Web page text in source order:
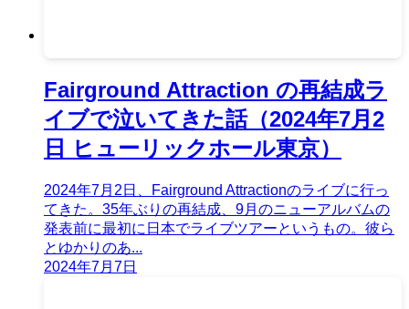
Fairground Attraction の再結成ラ
イブで泣いてきた話（2024年7月2
日 ヒューリックホール東京）
2024年7月2日、Fairground Attractionのライブに行っ
てきた。35年ぶりの再結成、9月のニューアルバムの
発表前に最初に日本でライブツアーというもの。彼ら
とゆかりのあ...
2024年7月7日